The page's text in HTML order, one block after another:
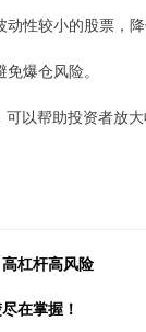
性较小的股票，降
爆仓风险。
以帮助投资者放
杠杆高风险
在掌握！